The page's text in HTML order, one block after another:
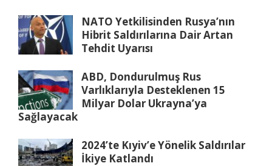
NATO Yetkilisinden Rusya’nın
Hibrit Saldırılarına Dair Artan
Tehdit Uyarısı
ABD, Dondurulmuş Rus
Varlıklarıyla Desteklenen 15
Milyar Dolar Ukrayna’ya
Sağlayacak
2024’te Kıyiv’e Yönelik Saldırılar
İkiye Katlandı